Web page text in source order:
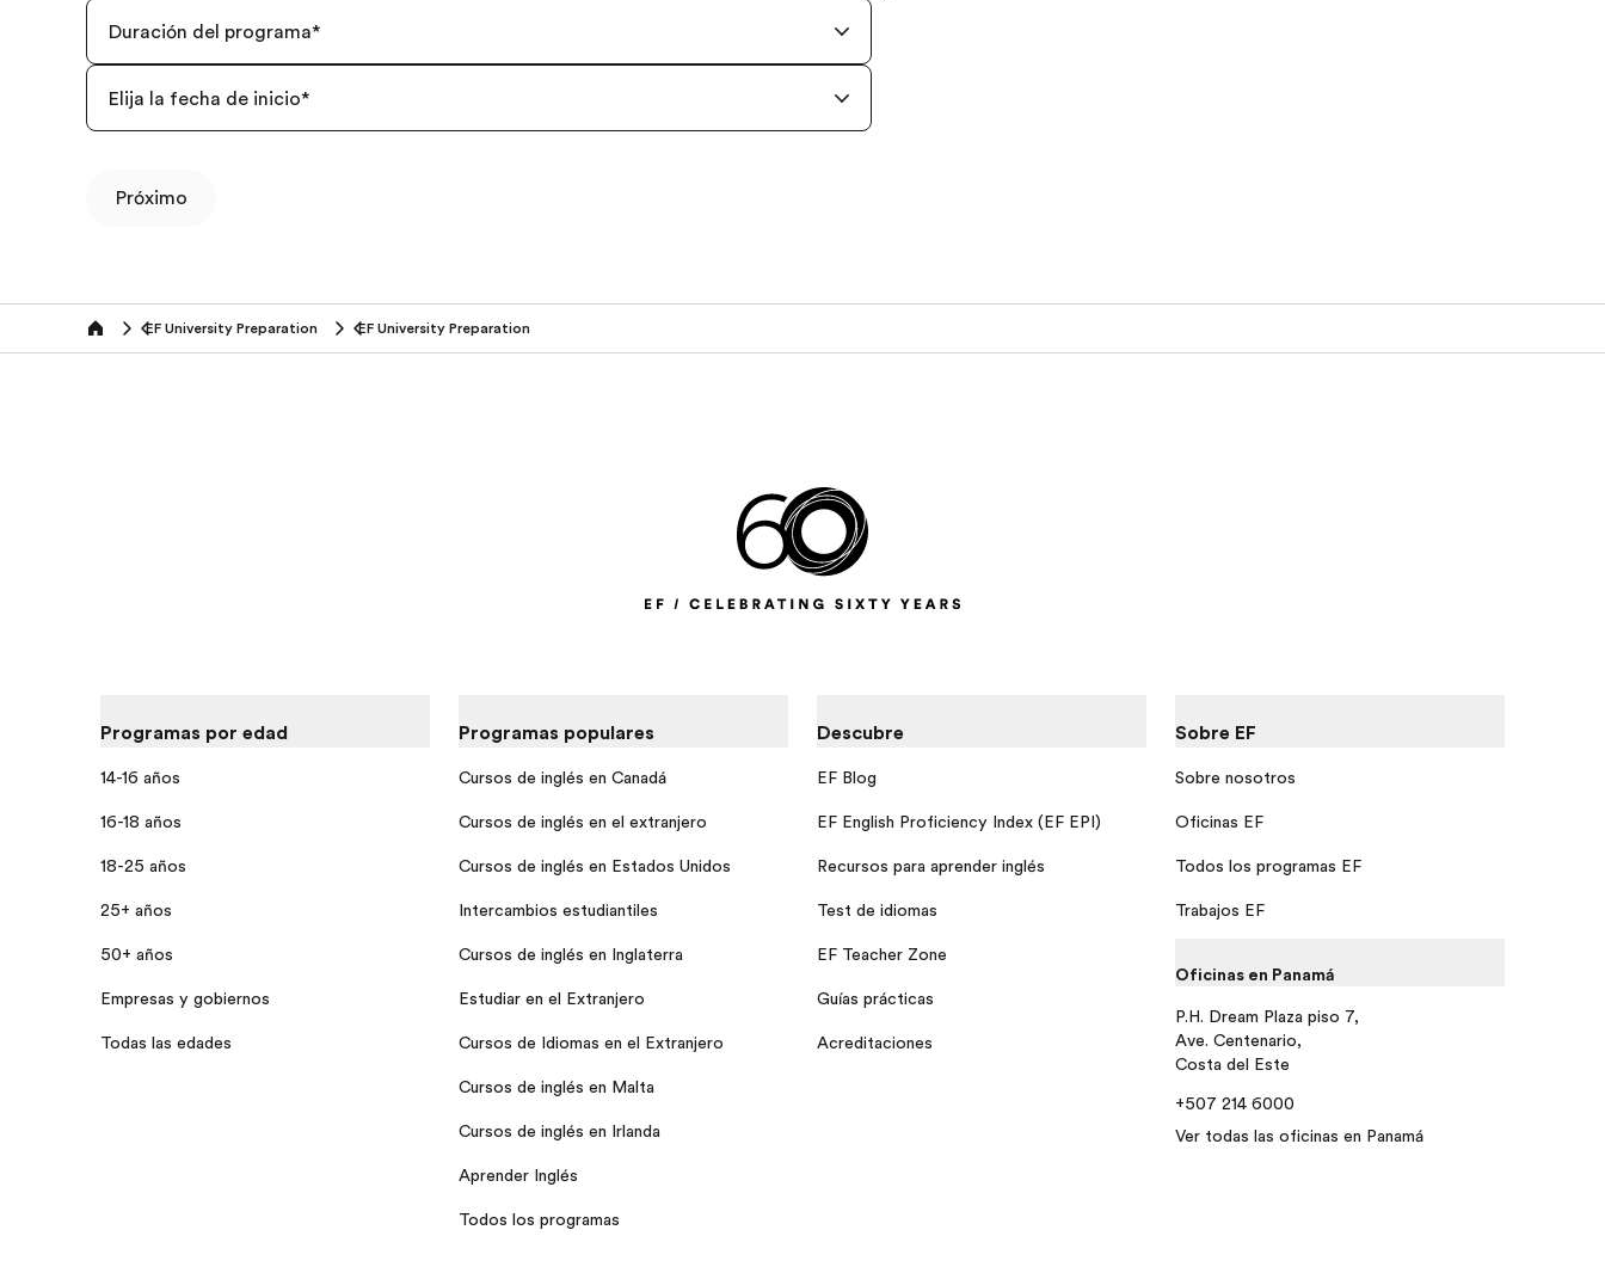
Duración del programa*
Elija la fecha de inicio*
Próximo
Home EF University Preparation EF University Preparation
Programas por edad
14-16 años
16-18 años
18-25 años
25+ años
50+ años
Empresas y gobiernos
Todas las edades
Programas populares
Cursos de inglés en Canadá
Cursos de inglés en el extranjero
Cursos de inglés en Estados Unidos
Intercambios estudiantiles
Cursos de inglés en Inglaterra
Estudiar en el Extranjero
Cursos de Idiomas en el Extranjero
Cursos de inglés en Malta
Cursos de inglés en Irlanda
Aprender Inglés
Todos los programas
Descubre
EF Blog
EF English Proficiency Index (EF EPI)
Recursos para aprender inglés
Test de idiomas
EF Teacher Zone
Guías prácticas
Acreditaciones
Sobre EF
Sobre nosotros
Oficinas EF
Todos los programas EF
Trabajos EF
Oficinas en Panamá
P.H. Dream Plaza piso 7,
Ave. Centenario,
Costa del Este
+507 214 6000
Ver todas las oficinas en Panamá